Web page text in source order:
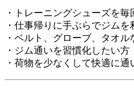
・トレーニングシューズを
・仕事帰りに手ぶらでジムを
・ベルト、グローブ、タオ
・ジム通いを習慣化したい方
・荷物を少なくして快適に通